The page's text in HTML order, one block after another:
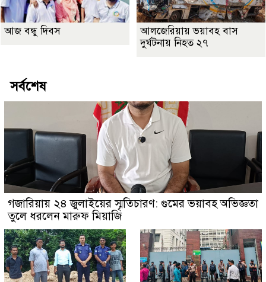
আজ বন্ধু দিবস
আলজেরিয়ায় ভয়াবহ বাস
দুর্ঘটনায় নিহত ২৭
সর্বশেষ
গজারিয়ায় ২৪ জুলাইয়ের স্মৃতিচারণ: গুমের ভয়াবহ অভিজ্ঞতা
তুলে ধরলেন মারুফ মিয়াজি